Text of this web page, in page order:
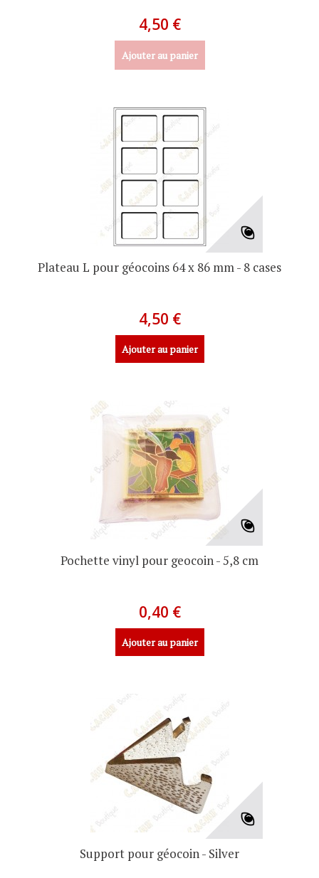
4,50 €
Ajouter au panier
Plateau L pour géocoins 64 x 86 mm - 8 cases
4,50 €
Ajouter au panier
Pochette vinyl pour geocoin - 5,8 cm
0,40 €
Ajouter au panier
Support pour géocoin - Silver